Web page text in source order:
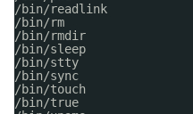
/bin/readlink
/bin/rm
/bin/rmdir
/bin/sleep
/bin/stty
/bin/sync
/bin/touch
/bin/true